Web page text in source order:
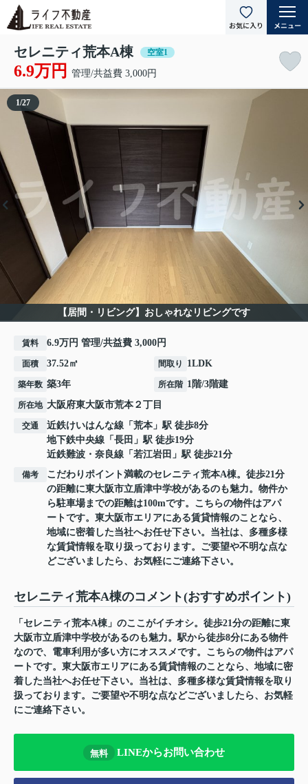
セレニティ荒本A棟 空室1
6.9万円 管理/共益費 3,000円
【居間・リビング】おしゃれなリビングです
1/27
賃料 6.9万円 管理/共益費 3,000円
面積 37.52㎡ 間取り 1LDK
築年数 築3年 所在階 1階/3階建
所在地 大阪府東大阪市荒本 ２丁目
交通 近鉄けいはんな線 「 荒本 」駅 徒歩8分
地下鉄中央線 「 長田 」駅 徒歩19分
近鉄難波・奈良線 「 若江岩田 」駅 徒歩21分
備考
こだわりポイント満載のセレニティ荒本A棟。徒歩21分
の距離に東大阪市立盾津中学校があるのも魅力。物件か
ら駐車場までの距離は100mです。こちらの物件はアパ
ートです。東大阪市エリアにある賃貸情報のことなら、
地域に密着した当社へお任せ下さい。当社は、多種多様
な賃貸情報を取り扱っております。ご要望や不明な点な
どございましたら、お気軽にご連絡下さい。
セレニティ荒本A棟のコメント(おすすめポイント)
「セレニティ荒本A棟」のここがイチオシ。徒歩21分の距離に東
大阪市立盾津中学校があるのも魅力。駅から徒歩8分にある物件
なので、電車利用が多い方にオススメです。こちらの物件はアパ
ートです。東大阪市エリアにある賃貸情報のことなら、地域に密
着した当社へお任せ下さい。当社は、多種多様な賃貸情報を取り
扱っております。ご要望や不明な点などございましたら、お気軽
にご連絡下さい。
無料 LINEからお問い合わせ